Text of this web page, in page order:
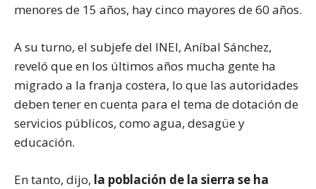
menores de 15 años, hay cinco mayores de 60 años.
A su turno, el subjefe del INEI, Aníbal Sánchez,
reveló que en los últimos años mucha gente ha
migrado a la franja costera, lo que las autoridades
deben tener en cuenta para el tema de dotación de
servicios públicos, como agua, desagüe y
educación.
En tanto, dijo, la población de la sierra se ha